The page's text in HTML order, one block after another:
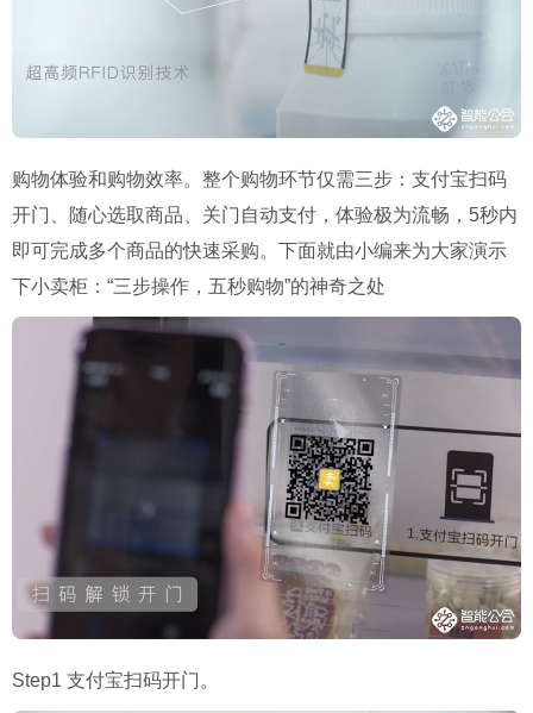
购物体验和购物效率。整个购物环节仅需三步：支付宝扫码
开门、随心选取商品、关门自动支付，体验极为流畅，5秒内
即可完成多个商品的快速采购。下面就由小编来为大家演示
下小卖柜：“三步操作，五秒购物”的神奇之处
Step1 支付宝扫码开门。